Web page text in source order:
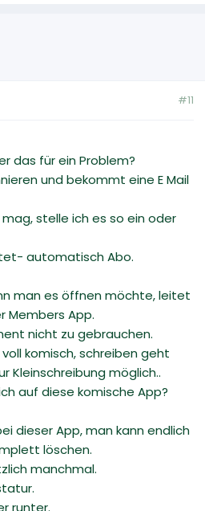
#11
das für ein Problem?
und bekommt eine E Mail
stelle ich es so ein oder
automatisch Abo.
man es öffnen möchte, leitet
Members App.
nicht zu gebrauchen.
komisch, schreiben geht
Kleinschreibung möglich..
auf diese komische App?
dieser App, man kann endlich
löschen.
manchmal.
runter.